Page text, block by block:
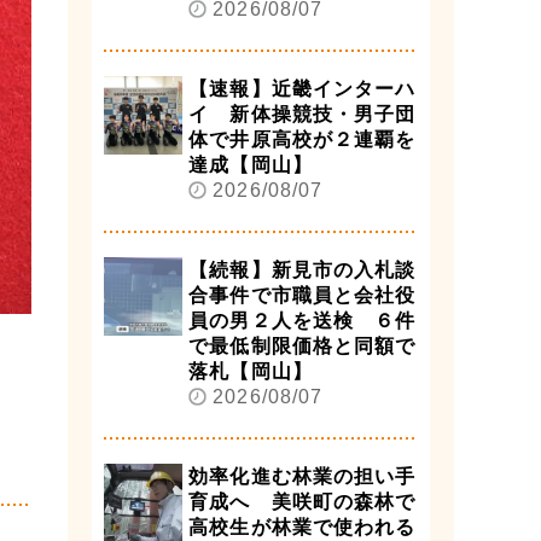
2026/08/07
【速報】近畿インターハ
イ 新体操競技・男子団
体で井原高校が２連覇を
達成【岡山】
2026/08/07
【続報】新見市の入札談
合事件で市職員と会社役
員の男２人を送検 ６件
で最低制限価格と同額で
落札【岡山】
2026/08/07
効率化進む林業の担い手
育成へ 美咲町の森林で
高校生が林業で使われる